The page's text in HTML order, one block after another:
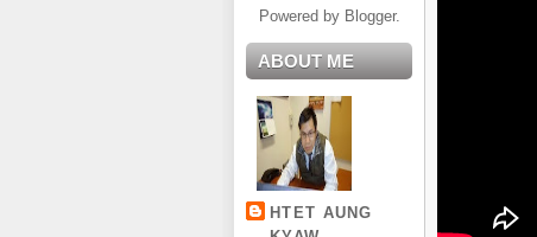
Powered by Blogger.
ABOUT ME
HTET AUNG